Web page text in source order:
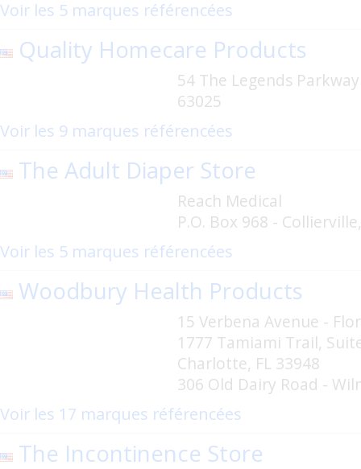
Voir les 5 marques référencées
Quality Homecare Products
54 The Legends
63025
Voir les 9 marques référencées
The Adult Diaper Store
Reach Medical
P.O. Box 968 -
Voir les 5 marques référencées
Woodbury Health Products
15 Verbena Avenue -
1777 Tamiami Trail,
Charlotte, FL 33948
306 Old Dairy Road -
Voir les 17 marques référencées
The Incontinence Store